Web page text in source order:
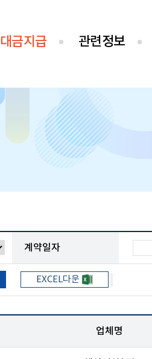
대금지급 관련정보
계약일자
EXCEL다운
업체명